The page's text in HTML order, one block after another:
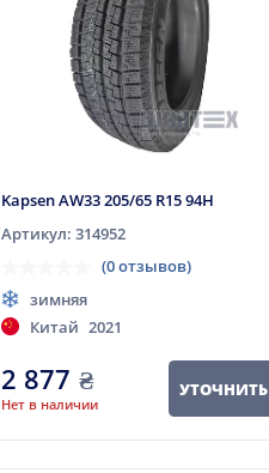
Kapsen AW33 205/65 R15 94H
Артикул: 314952
(0 отзывов)
зимняя
Китай 2021
2 877 ₴
Нет в наличии
УТОЧНИТЬ